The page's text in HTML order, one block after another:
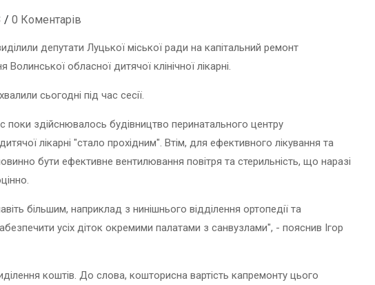
/ 0 Коментарів
депутати Луцької міської ради на капітальний ремонт
Волинської обласної дитячої клінічної лікарні.
сьогодні під час сесії.
поки здійснювалось будівництво перинатального центру
лікарні "стало прохідним". Втім, для ефективного лікування та
бути ефективне вентилювання повітря та стерильність, що наразі
більшим, наприклад з нинішнього відділення ортопедії та
усіх діток окремими палатами з санвузлами", - пояснив Ігор
коштів. До слова, кошторисна вартість капремонту цього